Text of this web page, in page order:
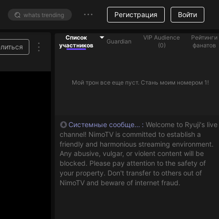
Регистрация Войти
Список
участников
Guardian
VIP Audience
(0)
Рейтинги
фанатов
Мой трон все еще пуст. Стань моим номером 1!
Системные сообщения : Welcome to Ryuji's live
channel! NimoTV is committed to establish a
friendly and harmonious streaming environment.
Any abusive, vulgar, or violent content will be
blocked. Please pay attention to the safety of
your property. Don't transfer to others out of
NimoTV and beware of internet fraud.